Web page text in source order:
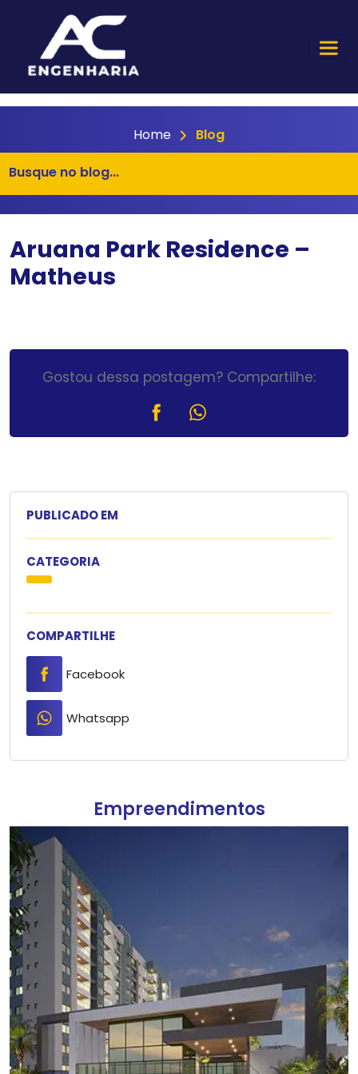
Home Blog
Aruana Park Residence –
Matheus
Gostou dessa postagem? Compartilhe:
PUBLICADO EM
CATEGORIA
COMPARTILHE
Facebook
Whatsapp
Empreendimentos